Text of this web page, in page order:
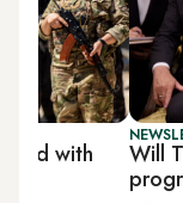
Will
with